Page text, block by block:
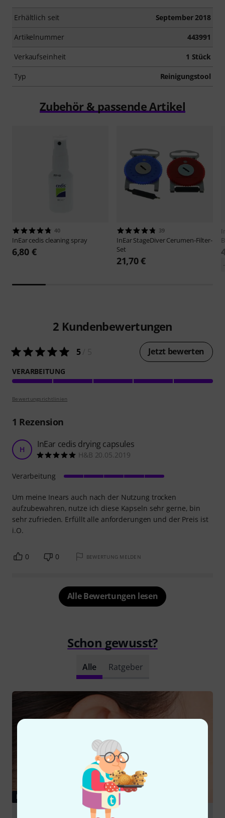
Erhältlich seit September 2018
Artikelnummer 443991
Verkaufseinheit 1 Stück
Typ Reinigungstool
Zubehör & passende Artikel
40
InEarcedis cleaning spray
6,80 €
39
InEarStageDiver Cerumen-Filter-
Set
21,70 €
2 Kundenbewertungen
5/ 5 Jetzt bewerten
VERARBEITUNG
Bewertungsrichtlinien
1 Rezension
H InEar cedis drying capsules
H&B 20.05.2019
Um meine Inears auch nach der Nutzung trocken
aufzubewahren, nutze ich diese Kapseln sehr gerne, bin
sehr zufrieden. Erfüllt alle anforderungen und der Preis ist
i.O.
Verarbeitung
0 0 BEWERTUNG MELDEN
Alle Bewertungen lesen
Schon gewusst?
Alle Ratgeber
RATGEBER